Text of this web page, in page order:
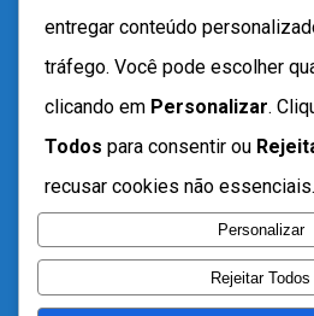
entregar conteúdo
tráfego. Você pode escolher
clicando em Personalizar.
Todos para consentir ou
recusar cookies não essenciais.
Personalizar
Rejeitar Todos